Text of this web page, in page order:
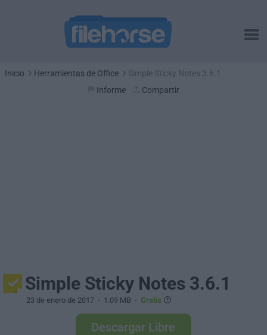
Inicio Herramientas de Office
Simple Sticky Notes 3.6.1
Informe
Compartir
Simple Sticky Notes 3.6.1
23 de enero de 2017 - 1.09 MB - Gratis
Descargar Libre